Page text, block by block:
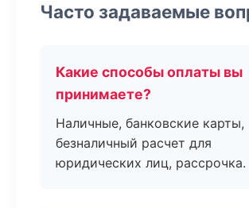
Часто задаваемые
Какие способы оплаты вы
принимаете?
Наличные, банковские карты,
безналичный расчет для
юридических лиц, рассрочка.